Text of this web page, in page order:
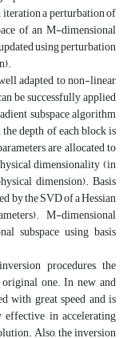
iteration a perturbation of
of an M-dimensional
using perturbation
adapted to non-linear
be successfully applied
subspace algorithm
depth of each block is
are allocated to
dimensionality (in
dimension). Basis
by the SVD of a Hessian
M-dimensional
subspace using basis
procedures, the
one. In new and
with great speed and is
in accelerating
Also, the inversion